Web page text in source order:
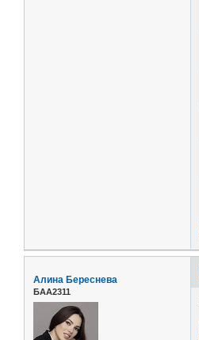
Алина Береснева
БАА2311